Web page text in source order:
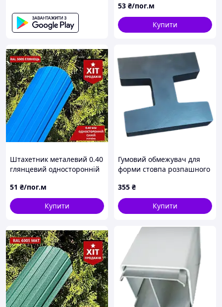
53 ₴/пог.м
Купити
Штахетник металевий 0.40
глянцевий односторонній
51 ₴/пог.м
Купити
Гумовий обмежувач для
форми стовпа розпашного
355 ₴
Купити